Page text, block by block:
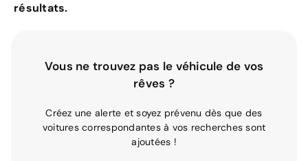
résultats.
Vous ne trouvez pas le véhicule de vos
rêves ?
Créez une alerte et soyez prévenu dès que des
voitures correspondantes à vos recherches sont
ajoutées !